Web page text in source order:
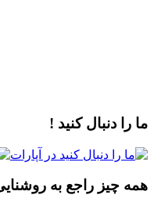
ما را دنبال کنید !
همه چیز راجع به